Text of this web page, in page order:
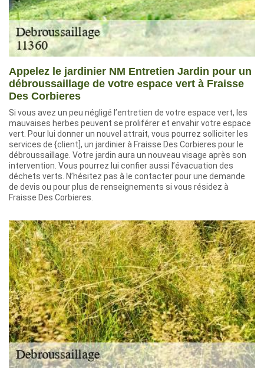
Appelez le jardinier NM Entretien Jardin pour un
débroussaillage de votre espace vert à Fraisse
Des Corbieres
Si vous avez un peu négligé l’entretien de votre espace vert, les
mauvaises herbes peuvent se proliférer et envahir votre espace
vert. Pour lui donner un nouvel attrait, vous pourrez solliciter les
services de {client], un jardinier à Fraisse Des Corbieres pour le
débroussaillage. Votre jardin aura un nouveau visage après son
intervention. Vous pourrez lui confier aussi l’évacuation des
déchets verts. N’hésitez pas à le contacter pour une demande
de devis ou pour plus de renseignements si vous résidez à
Fraisse Des Corbieres.